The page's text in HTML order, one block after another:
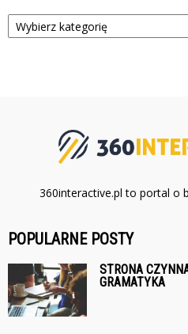
Kategorie
360interactive.pl to portal o
POPULARNE POSTY
STRONA
GRAMATYKA